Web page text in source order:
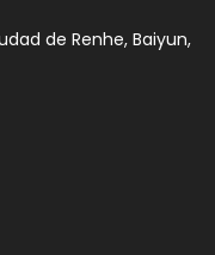
de Renhe, Baiyun,